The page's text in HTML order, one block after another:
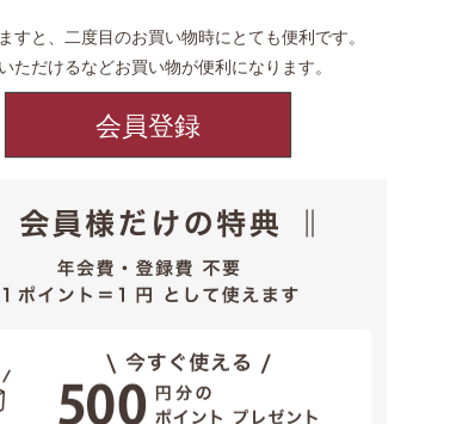
すと、二度目のお買い物時にとても便利です。
ただけるなどお買い物が便利になります。
会員登録